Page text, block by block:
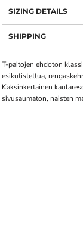
SIZING DETAILS
SHIPPING
T-paitojen ehdoton
esikutistettua,
Kaksinkertainen
sivusaumaton, naisten